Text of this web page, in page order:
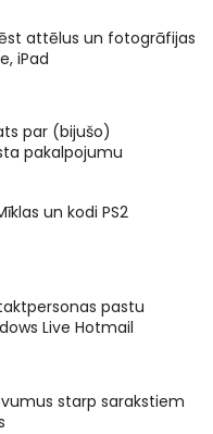
attēlus un fotogrāfijas
iPad
par (bijušo)
pakalpojumu
un kodi PS2
pastu
Live Hotmail
starp sarakstiem